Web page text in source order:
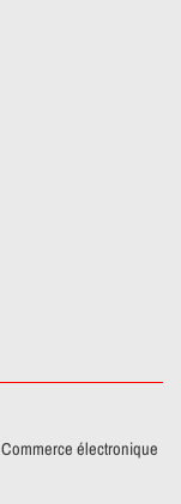
Commerce électronique